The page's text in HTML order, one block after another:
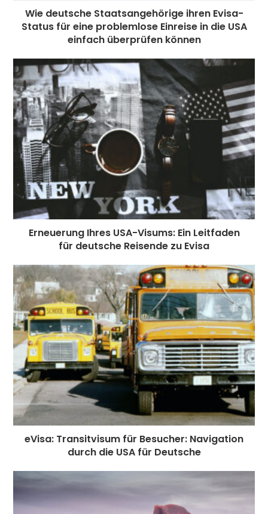
Wie deutsche Staatsangehörige ihren Evisa-
Status für eine problemlose Einreise in die USA
einfach überprüfen können
Erneuerung Ihres USA-Visums: Ein Leitfaden
für deutsche Reisende zu Evisa
eVisa: Transitvisum für Besucher: Navigation
durch die USA für Deutsche